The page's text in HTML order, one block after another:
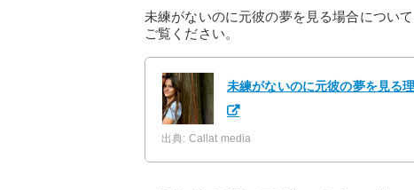
未練がないのに元彼の夢を見る場合につい
ご覧ください。
未練がないのに元彼の夢を見る
出典: Callat media